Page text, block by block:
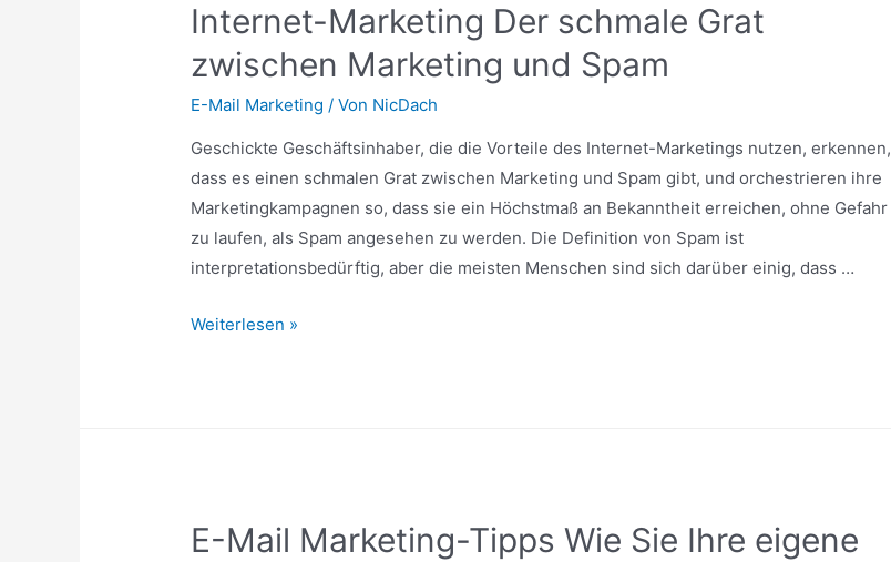
Internet-Marketing Der schmale Grat
zwischen Marketing und Spam
E-Mail Marketing / Von NicDach
Geschickte Geschäftsinhaber, die die Vorteile des Internet-Marketings nutzen, erkennen,
dass es einen schmalen Grat zwischen Marketing und Spam gibt, und orchestrieren ihre
Marketingkampagnen so, dass sie ein Höchstmaß an Bekanntheit erreichen, ohne Gefahr
zu laufen, als Spam angesehen zu werden. Die Definition von Spam ist
interpretationsbedürftig, aber die meisten Menschen sind sich darüber einig, dass …
Internet-
und
Weiterlesen »
E-Mail Marketing-Tipps Wie Sie Ihre eigene